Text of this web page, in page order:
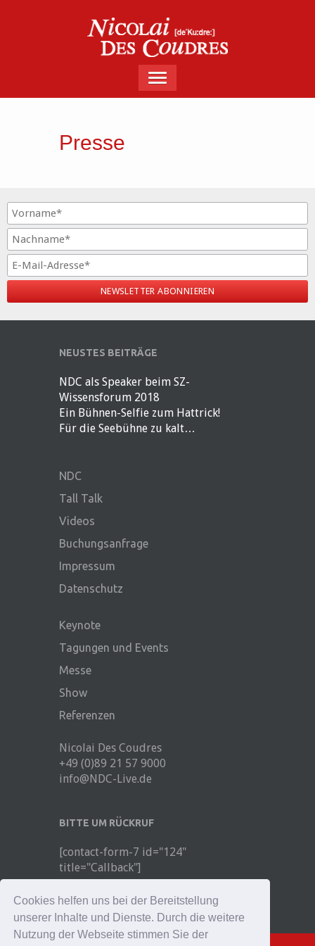
Cookies helfen uns bei der Bereitstellung
unserer Inhalte und Dienste. Durch die weitere
Nutzung der Webseite stimmen Sie der
Presse
NEUSTES BEITRÄGE
NDC als Speaker beim SZ-
Wissensforum 2018
Ein Bühnen-Selfie zum Hattrick!
Für die Seebühne zu kalt…
NDC
Tall Talk
Videos
Buchungsanfrage
Impressum
Datenschutz
Keynote
Tagungen und Events
Messe
Show
Referenzen
Nicolai Des Coudres
+49 (0)89 21 57 9000
info@NDC-Live.de
BITTE UM RÜCKRUF
[contact-form-7 id="124"
title="Callback"]
© 2026, Nicolai Des Coudres